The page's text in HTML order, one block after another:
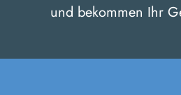
und bekommen Ihr